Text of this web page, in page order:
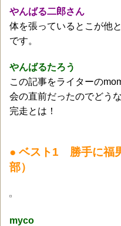
やんばる二郎さん
体を張っているとこが他
です。
やんばるたろう
この記事をライターの
会の直前だったのでどう
完走とは！
● ベスト1 勝手に福
部）
myco